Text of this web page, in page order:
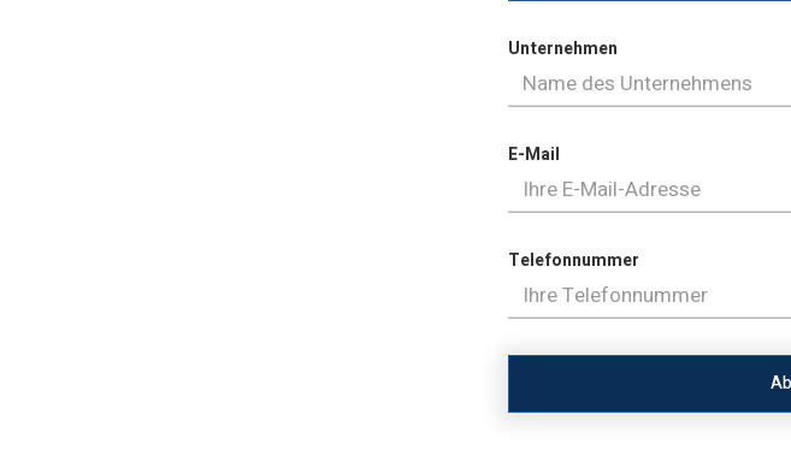
Unternehmen
E-Mail
Telefonnummer